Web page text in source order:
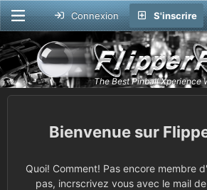
Connexion S'inscrire
Quoi! Comment! Pas encore membre
pas, incrscrivez vous avec le mail